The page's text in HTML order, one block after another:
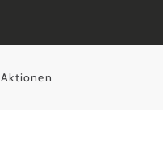
Aktionen